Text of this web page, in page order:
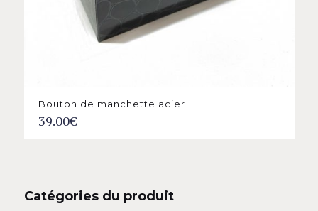
Bouton de manchette acier
39.00€
Catégories du produit